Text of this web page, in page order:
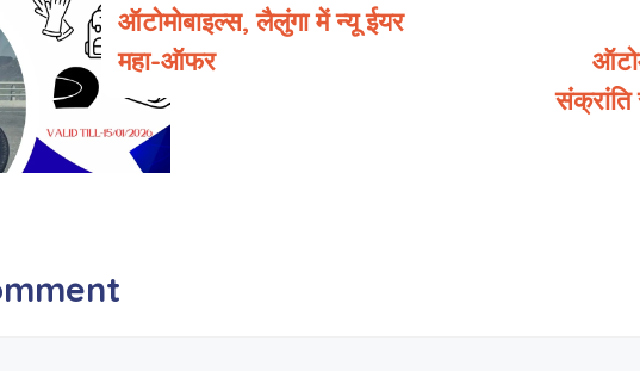
ऑटोमोबाइल्स, लैलुंगा में न्यू ईयर
महा-ऑफर